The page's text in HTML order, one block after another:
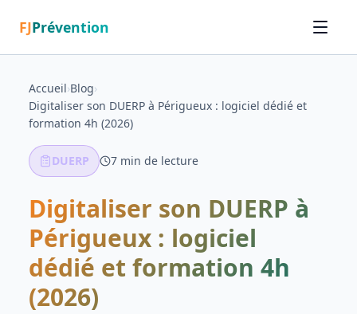
FJPrévention
Accueil›Blog›
Digitaliser son DUERP à Périgueux : logiciel dédié et
formation 4h (2026)
DUERP 7 min de lecture
Digitaliser son DUERP à
Périgueux : logiciel
dédié et formation 4h
(2026)